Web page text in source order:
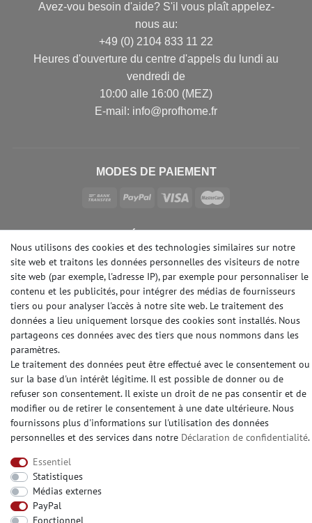
Avez-vou besoin d'aide? S'il vous plaît appelez-
nous au:
+49 (0) 2104 833 11 22
Heures d'ouverture du centre d'appels du lundi au
vendredi de
10:00 alle 16:00 (MEZ)
E-mail: info@profhome.fr
MODES DE PAIEMENT
© Copyright 2026 | e-Delux GmbH
Nous utilisons des cookies et des technologies similaires sur notre
site web et traitons les données personnelles des visiteurs de notre
site web (par exemple, l'adresse IP), par exemple pour personnaliser le
contenu et les publicités, pour intégrer des médias de fournisseurs
tiers ou pour analyser l'accès à notre site web. Le traitement des
données a lieu uniquement lorsque des cookies sont installés. Nous
partageons ces données avec des tiers que nous nommons dans les
paramètres.
Le traitement des données peut être effectué avec le consentement ou
sur la base d'un intérêt légitime. Il est possible de donner ou de
refuser son consentement. Il existe un droit de ne pas consentir et de
modifier ou de retirer le consentement à une date ultérieure. Nous
fournissons plus d'informations sur l'utilisation des données
personnelles et des services dans notre Déclaration de confidentialité.
Essentiel
Statistiques
Médias externes
PayPal
Fonctionnel